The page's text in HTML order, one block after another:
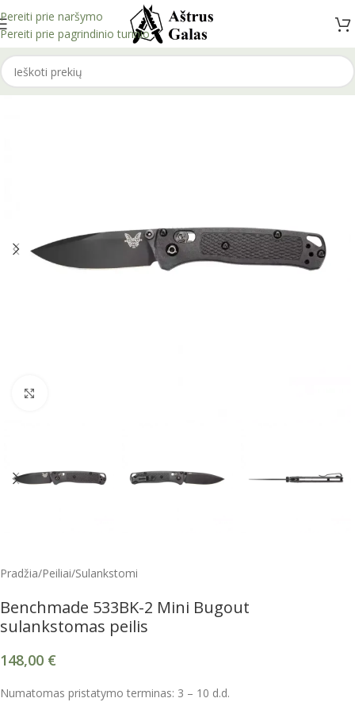
Pereiti prie naršymo
Pereiti prie pagrindinio turinio
Pradžia/Peiliai/Sulankstomi
Benchmade 533BK-2 Mini Bugout
sulankstomas peilis
148,00 €
Numatomas pristatymo terminas: 3 – 10 d.d.